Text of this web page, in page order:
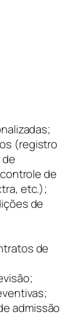
(registro
de
etc.);
de
de
admissão